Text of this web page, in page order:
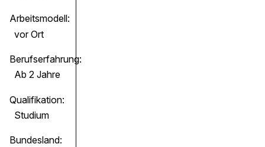
Arbeitsmodell:
vor Ort
Berufserfahrung:
Ab 2 Jahre
Qualifikation:
Studium
Bundesland: